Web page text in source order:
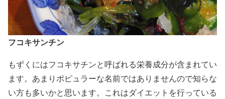
フコキサンチン
もずくにはフコキサチンと呼ばれる栄養成分が含まれてい
ます。あまりポピュラーな名前ではありませんので知らな
い方も多いかと思います。これはダイエットを行っている